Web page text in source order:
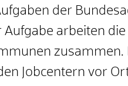
der
arbeiten
zusammen.
Jobcentern vor